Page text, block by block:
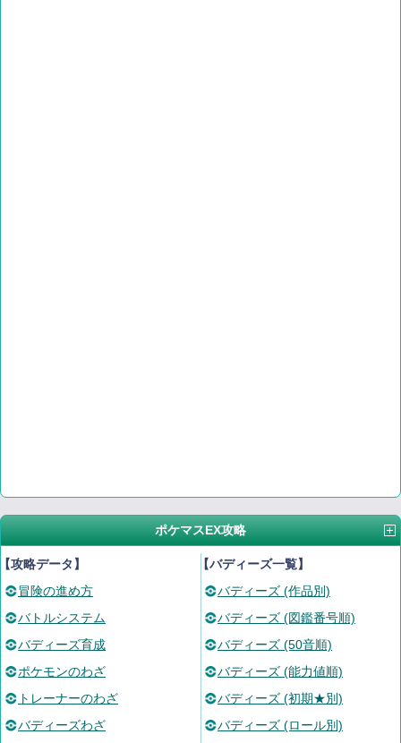
ポケマスEX攻略
攻略データ】
冒険の進め方
バトルシステム
バディーズ育成
ポケモンのわざ
トレーナーのわざ
バディーズわざ
【バディーズ一覧】
バディーズ (作品別)
バディーズ (図鑑番号順)
バディーズ (50音順)
バディーズ (能力値順)
バディーズ (初期★別)
バディーズ (ロール別)